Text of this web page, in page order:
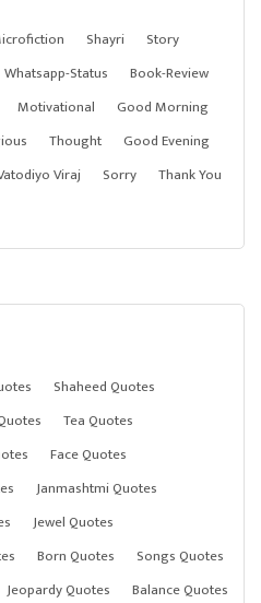
Shayri
Story
Whatsapp-Status
Book-Review
Motivational
Good Morning
Thought
Good Evening
Viraj Sorry
Thank You
Shaheed Quotes
Tea Quotes
Face Quotes
Janmashtmi Quotes
Jewel Quotes
Born Quotes
Songs Quotes
Jeopardy Quotes Balance Quotes